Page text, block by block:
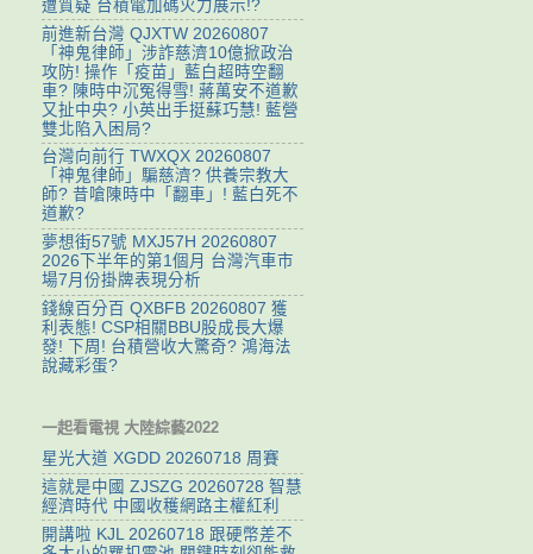
遭質疑 台積電加碼火力展示!?
前進新台灣 QJXTW 20260807
「神鬼律師」涉詐慈濟10億掀政治
攻防! 操作「疫苗」藍白超時空翻
車? 陳時中沉冤得雪! 蔣萬安不道歉
又扯中央? 小英出手挺蘇巧慧! 藍營
雙北陷入困局?
台灣向前行 TWXQX 20260807
「神鬼律師」騙慈濟? 供養宗教大
師? 昔嗆陳時中「翻車」! 藍白死不
道歉?
夢想街57號 MXJ57H 20260807
2026下半年的第1個月 台灣汽車市
場7月份掛牌表現分析
錢線百分百 QXBFB 20260807 獲
利表態! CSP相關BBU股成長大爆
發! 下周! 台積營收大驚奇? 鴻海法
說藏彩蛋?
一起看電視 大陸綜藝2022
星光大道 XGDD 20260718 周賽
這就是中國 ZJSZG 20260728 智慧
經濟時代 中國收穫網路主權紅利
開講啦 KJL 20260718 跟硬幣差不